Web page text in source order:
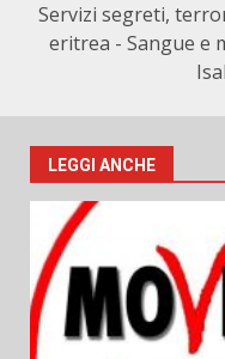
Servizi segreti,
eritrea - Sangue e
LEGGI ANCHE